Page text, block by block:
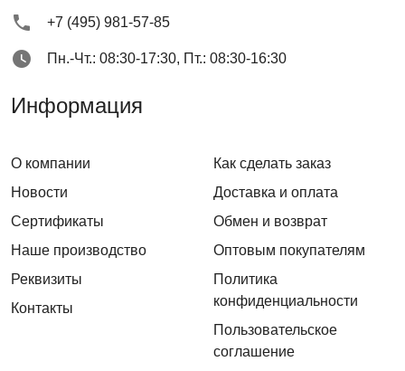
+7 (495) 981-57-85
Пн.-Чт.: 08:30-17:30, Пт.: 08:30-16:30
Информация
О компании
Новости
Сертификаты
Наше производство
Реквизиты
Контакты
Как сделать заказ
Доставка и оплата
Обмен и возврат
Оптовым покупателям
Политика
конфиденциальности
Пользовательское
соглашение